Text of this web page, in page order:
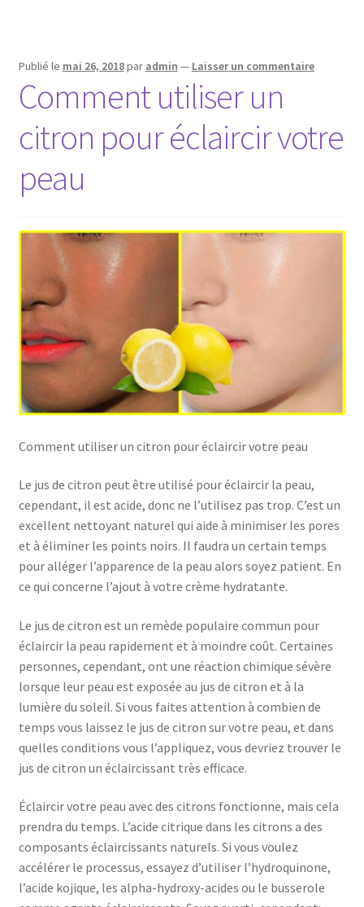
Publié le mai 26, 2018par admin — Laisser un commentaire
Comment utiliser un
citron pour éclaircir votre
peau
Comment utiliser un citron pour éclaircir votre peau
Le jus de citron peut être utilisé pour éclaircir la peau,
cependant, il est acide, donc ne l’utilisez pas trop. C’est un
excellent nettoyant naturel qui aide à minimiser les pores
et à éliminer les points noirs. Il faudra un certain temps
pour alléger l’apparence de la peau alors soyez patient. En
ce qui concerne l’ajout à votre crème hydratante.
Le jus de citron est un remède populaire commun pour
éclaircir la peau rapidement et à moindre coût. Certaines
personnes, cependant, ont une réaction chimique sévère
lorsque leur peau est exposée au jus de citron et à la
lumière du soleil. Si vous faites attention à combien de
temps vous laissez le jus de citron sur votre peau, et dans
quelles conditions vous l’appliquez, vous devriez trouver le
jus de citron un éclaircissant très efficace.
Éclaircir votre peau avec des citrons fonctionne, mais cela
prendra du temps. L’acide citrique dans les citrons a des
composants éclaircissants naturels. Si vous voulez
accélérer le processus, essayez d’utiliser l’hydroquinone,
l’acide kojique, les alpha-hydroxy-acides ou le busserole